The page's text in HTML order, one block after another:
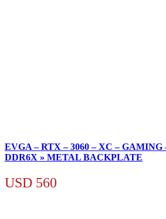
EVGA – RTX – 3060 – XC – GAMING
DDR6X » METAL BACKPLATE
USD 560